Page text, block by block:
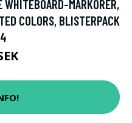
WHITEBOARD-MARKÖRER,
COLORS, BLISTERPACK